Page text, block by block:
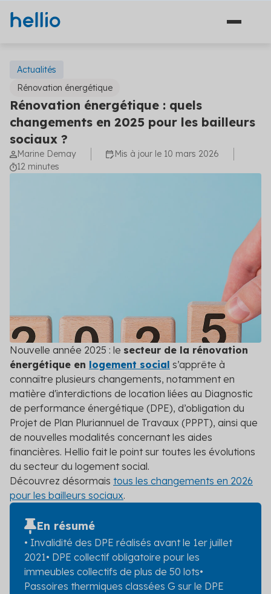
Nos solutions
Conseil
Travaux d'économies d'énergie
Anticipez les changements législatifs grâce à
notre veille réglementaire
Audit réglementaire
Évaluez la conformité de vos projets grâce à un
audit réglementaire complet
Voir toutes les solutions
Voir toutes les solutions
Qui sommes-nous ?
Références
Actualités
Rénovation énergétique : quels
changements en 2025 pour les bailleurs
sociaux ?
Rénovation énergétique
Marine Demay
Mis à jour le 10 mars 2026
12 minutes
Nouvelle année 2025 : le secteur de la rénovation
énergétique en logement social s’apprête à
connaître plusieurs changements, notamment en
matière d'interdictions de location liées au Diagnostic
de performance énergétique (DPE), d’obligation du
Projet de Plan Pluriannuel de Travaux (PPPT), ainsi que
de nouvelles modalités concernant les aides
financières. Hellio fait le point sur toutes les évolutions
du secteur du logement social.
Découvrez désormais tous les changements en 2026
pour les bailleurs sociaux.
En résumé
• Invalidité des DPE réalisés avant le 1er juillet
2021• DPE collectif obligatoire pour les
immeubles collectifs de plus de 50 lots•
Passoires thermiques classées G sur le DPE